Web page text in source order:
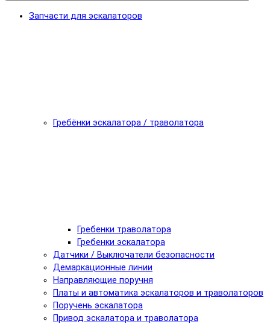
Запчасти для эскалаторов
Гребёнки эскалатора / траволатора
Гребенки траволатора
Гребенки эскалатора
Датчики / Выключатели безопасности
Демаркационные линии
Направляющие поручня
Платы и автоматика эскалаторов и траволаторов
Поручень эскалатора
Привод эскалатора и траволатора